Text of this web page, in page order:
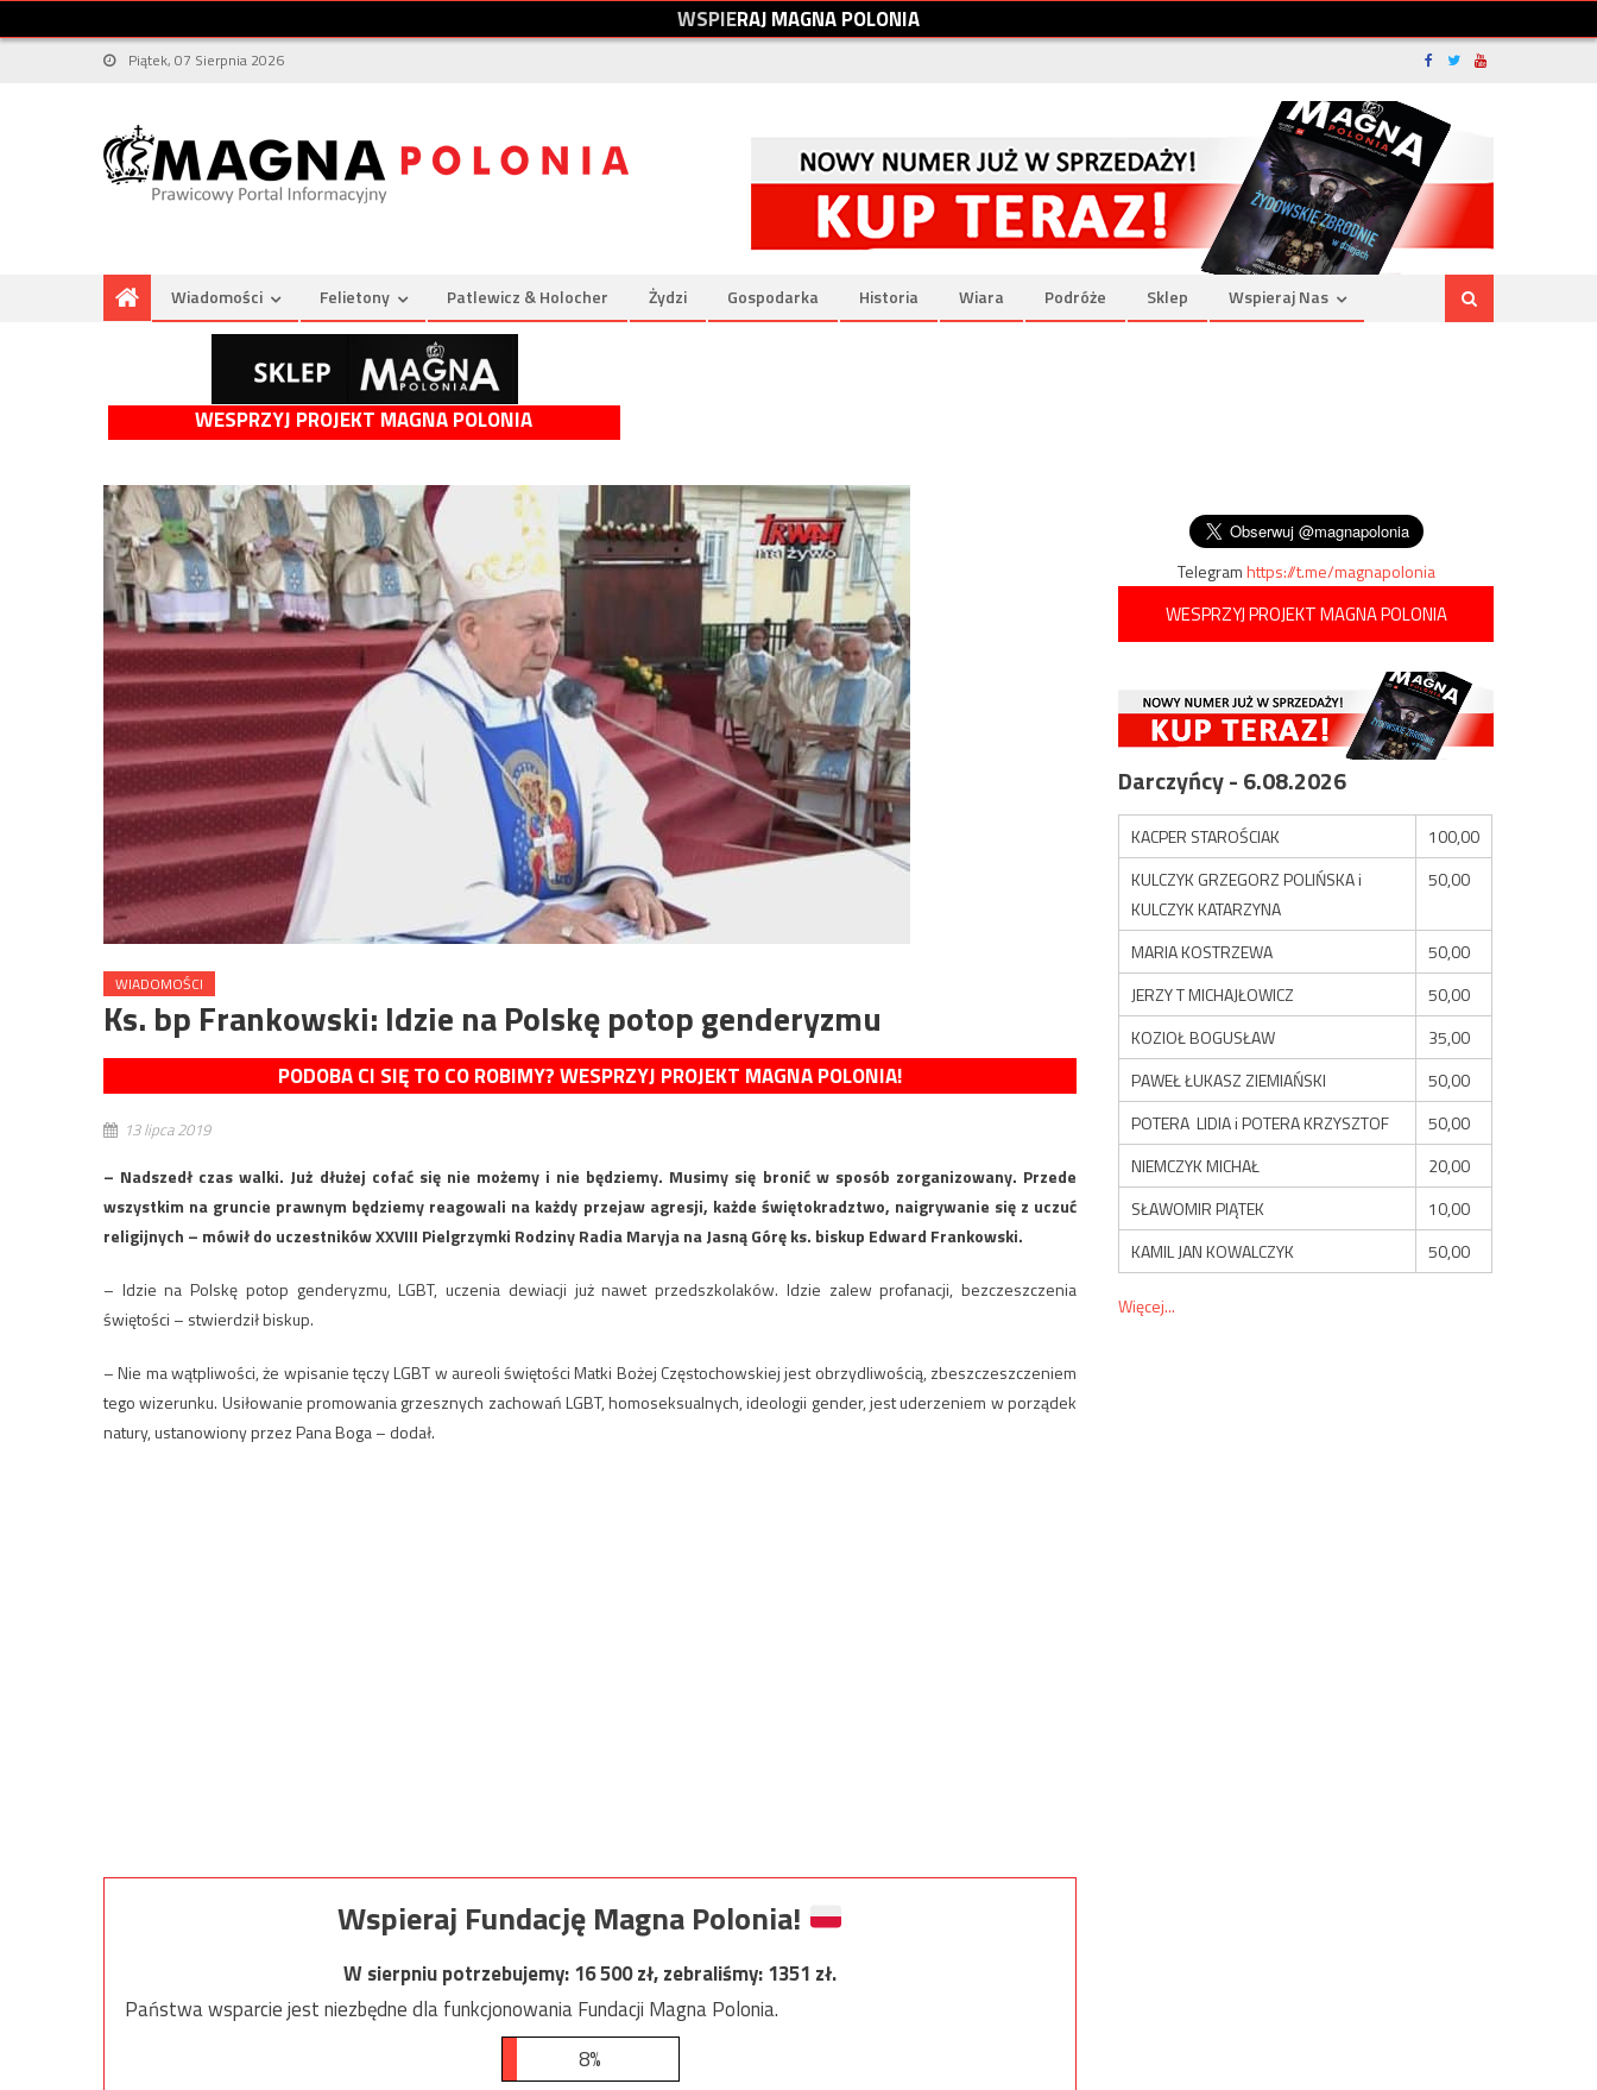
WSPIERAJMAGNAPOLONIA
Piątek, 07 Sierpnia 2026
Wiadomości Felietony Patlewicz & Holocher Żydzi Gospodarka Historia Wiara Podróże Sklep Wspieraj Nas
WESPRZYJ PROJEKT MAGNA POLONIA
WIADOMOŚCI
Ks. bp Frankowski: Idzie na Polskę potop genderyzmu
PODOBA CI SIĘ TO CO ROBIMY? WESPRZYJ PROJEKT MAGNA POLONIA!
13 lipca 2019
– Nadszedł czas walki. Już dłużej cofać się nie możemy i nie będziemy. Musimy się bronić w sposób zorganizowany. Przede
wszystkim na gruncie prawnym będziemy reagowali na każdy przejaw agresji, każde świętokradztwo, naigrywanie się z uczuć
religijnych – mówił do uczestników XXVIII Pielgrzymki Rodziny Radia Maryja na Jasną Górę ks. biskup Edward Frankowski.
– Idzie na Polskę potop genderyzmu, LGBT, uczenia dewiacji już nawet przedszkolaków. Idzie zalew profanacji, bezczeszczenia
świętości – stwierdził biskup.
– Nie ma wątpliwości, że wpisanie tęczy LGBT w aureoli świętości Matki Bożej Częstochowskiej jest obrzydliwością, zbeszczeszczeniem
tego wizerunku. Usiłowanie promowania grzesznych zachowań LGBT, homoseksualnych, ideologii gender, jest uderzeniem w porządek
natury, ustanowiony przez Pana Boga – dodał.
Wspieraj Fundację Magna Polonia!
W sierpniu potrzebujemy:16 500zł, zebraliśmy:1351 zł.
Państwa wsparcie jest niezbędne dla funkcjonowania Fundacji Magna Polonia.
8%
Telegramhttps://t.me/magnapolonia
WESPRZYJ PROJEKT MAGNA POLONIA
Darczyńcy - 6.08.2026
KACPER STAROŚCIAK
100,00
KULCZYK GRZEGORZ POLIŃSKA i
KULCZYK KATARZYNA
50,00
MARIA KOSTRZEWA
50,00
JERZY T MICHAJŁOWICZ
50,00
KOZIOŁ BOGUSŁAW
35,00
PAWEŁ ŁUKASZ ZIEMIAŃSKI
50,00
POTERA LIDIA i POTERA KRZYSZTOF
50,00
NIEMCZYK MICHAŁ
20,00
SŁAWOMIR PIĄTEK
10,00
KAMIL JAN KOWALCZYK
50,00
Więcej...